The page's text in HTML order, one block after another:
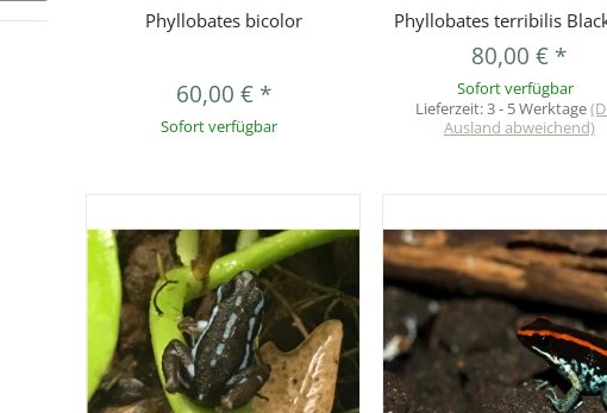
Vorschau
Phyllobates bicolor
60,00 € *
Sofort verfügbar
Vorschau
Phyllobates terribilis
80,00 € *
Sofort verfügbar
Lieferzeit:3 - 5 Werktage
Ausland abweichend)